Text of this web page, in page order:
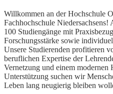
Willkommen an der Hochschule
Fachhochschule
100 Studiengänge mit
Forschungsstärke sowie
Unsere Studierenden profitieren
beruflichen Expertise der
Vernetzung und einem modernen
Unterstützung suchen wir
Leben lang neugierig bleiben